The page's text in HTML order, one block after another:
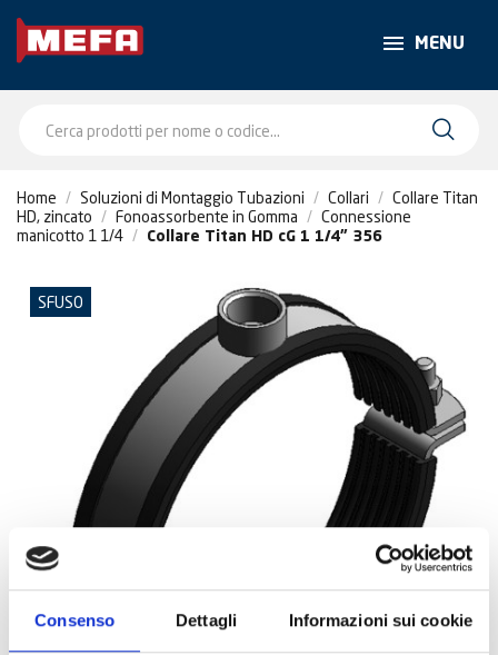
Consenso Dettagli Informazioni sui cookie
MENU
Home Soluzioni di Montaggio Tubazioni Collari
Collare Titan
HD, zincato
Fonoassorbente in Gomma
Connessione
manicotto 1 1/4
Collare Titan HD cG 1 1/4" 356
SFUSO